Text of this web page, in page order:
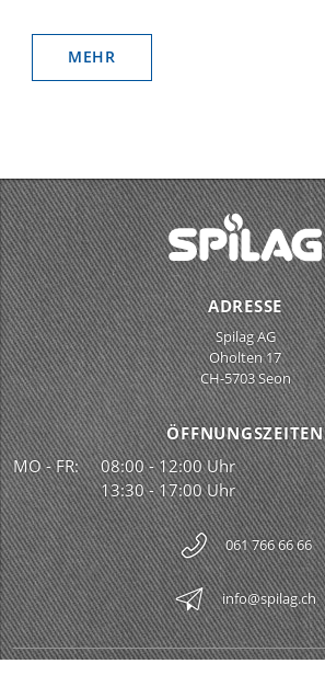
MEHR
ADRESSE
Spilag AG
Oholten 17
CH-5703 Seon
ÖFFNUNGSZEITEN
MO - FR:
08:00 - 12:00 Uhr
13:30 - 17:00 Uhr
061 766 66 66
info@spilag.ch